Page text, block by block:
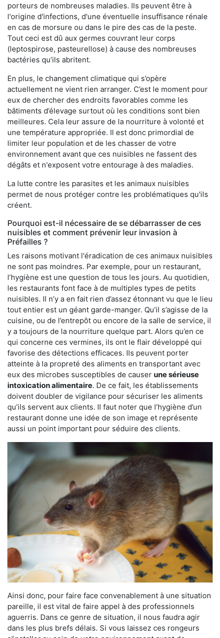
porteurs de nombreuses maladies. Ils peuvent être à
l'origine d'infections, d'une éventuelle insuffisance rénale
en cas de morsure ou dans le pire des cas de la peste.
Tout ceci est dû aux germes couvrant leur corps
(leptospirose, pasteurellose) à cause des nombreuses
bactéries qu’ils abritent.
En plus, le changement climatique qui s’opère
actuellement ne vient rien arranger. C’est le moment pour
eux de chercher des endroits favorables comme les
bâtiments d’élevage surtout où les conditions sont bien
meilleures. Cela leur assure de la nourriture à volonté et
une température appropriée. Il est donc primordial de
limiter leur population et de les chasser de votre
environnement avant que ces nuisibles ne fassent des
dégâts et n'exposent votre entourage à des maladies.
La lutte contre les parasites et les animaux nuisibles
permet de nous protéger contre les problématiques qu'ils
créent.
Pourquoi est-il nécessaire de se débarrasser de ces
nuisibles et comment prévenir leur invasion à
Préfailles ?
Les raisons motivant l'éradication de ces animaux nuisibles
ne sont pas moindres. Par exemple, pour un restaurant,
l’hygiène est une question de tous les jours. Au quotidien,
les restaurants font face à de multiples types de petits
nuisibles. Il n’y a en fait rien d’assez étonnant vu que le lieu
tout entier est un géant garde-manger. Qu’il s’agisse de la
cuisine, ou de l’entrepôt ou encore de la salle de service, il
y a toujours de la nourriture quelque part. Alors qu’en ce
qui concerne ces vermines, ils ont le flair développé qui
favorise des détections efficaces. Ils peuvent porter
atteinte à la propreté des aliments en transportant avec
eux des microbes susceptibles de causer une sérieuse
intoxication alimentaire. De ce fait, les établissements
doivent doubler de vigilance pour sécuriser les aliments
qu’ils servent aux clients. Il faut noter que l’hygiène d’un
restaurant donne une idée de son image et représente
aussi un point important pour séduire des clients.
Ainsi donc, pour faire face convenablement à une situation
pareille, il est vital de faire appel à des professionnels
aguerris. Dans ce genre de situation, il nous faudra agir
dans les plus brefs délais. Si vous laissez ces rongeurs